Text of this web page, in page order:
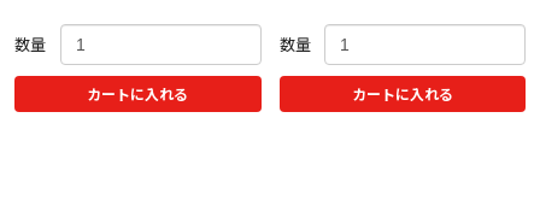
数量
カートに入れる
数量
カートに入れる